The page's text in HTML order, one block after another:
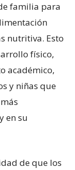
familia para
nutritiva. Esto
físico,
académico,
y niñas que
en su
de que los